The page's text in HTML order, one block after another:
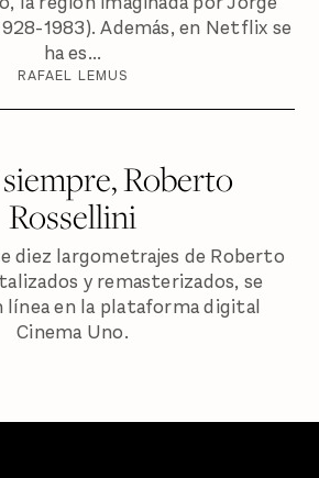
1983). Además, en Netflix se
ha es...
RAFAEL LEMUS
Roberto
Rossellini
diez largometrajes de Roberto
y remasterizados, se
línea en la plataforma digital
Cinema Uno.